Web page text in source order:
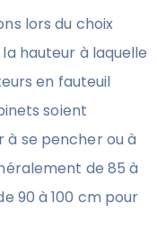
lors du choix
hauteur à laquelle
en fauteuil
soient
à se pencher ou à
de 85 à
90 à 100 cm pour